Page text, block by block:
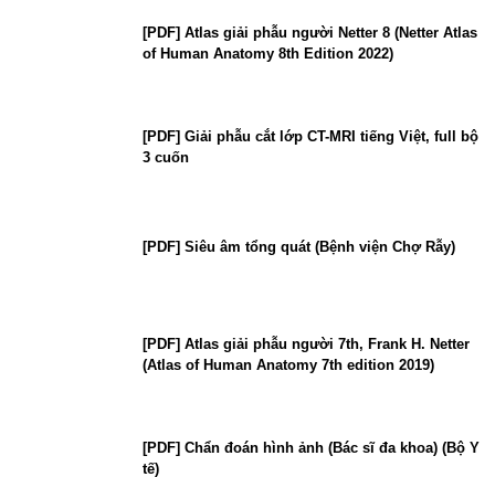
[PDF] Atlas giải phẫu người Netter 8 (Netter Atlas
of Human Anatomy 8th Edition 2022)
[PDF] Giải phẫu cắt lớp CT-MRI tiếng Việt, full bộ
3 cuốn
[PDF] Siêu âm tổng quát (Bệnh viện Chợ Rẫy)
[PDF] Atlas giải phẫu người 7th, Frank H. Netter
(Atlas of Human Anatomy 7th edition 2019)
[PDF] Chẩn đoán hình ảnh (Bác sĩ đa khoa) (Bộ Y
tế)